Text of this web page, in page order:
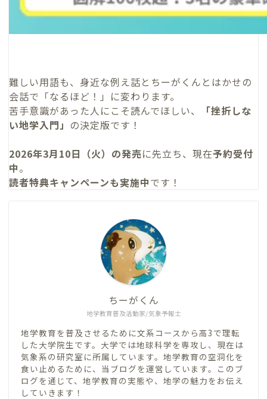
難しい用語も、身近な例え話とちーがくんとはかせの
会話で「なるほど！」に変わります。
苦手意識があった人にこそ読んでほしい、
「挫折しな
い地学入門」 の決定版です！
2026年3月10日（火）の発売に先立ち、現在予約受付
中。
読者特典キャンペーンも実施中です！
地学教育普及活動家/気象予報士
ちーがくん
地学教育を普及させるために文系コースから高3で理転
した大学院生です。大学では地球科学を専攻し、現在は
気象系の研究室に所属しています。地学教育の空洞化を
食い止めるために、当ブログを運営しています。このブ
ログを通じて、地学教育の実態や、地学の魅力をお伝え
していきます！